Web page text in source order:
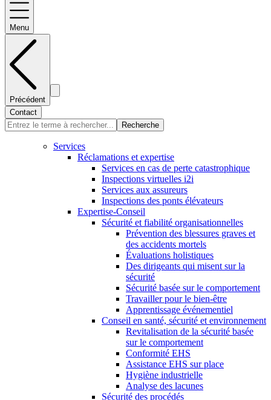
Menu
Précédent
Contact
Recherche
Services
Réclamations et expertise
Services en cas de perte catastrophique
Inspections virtuelles i2i
Services aux assureurs
Inspections des ponts élévateurs
Expertise-Conseil
Sécurité et fiabilité organisationnelles
Prévention des blessures graves et
des accidents mortels
Évaluations holistiques
Des dirigeants qui misent sur la
sécurité
Sécurité basée sur le comportement
Travailler pour le bien-être
Apprentissage événementiel
Conseil en santé, sécurité et environnement
Revitalisation de la sécurité basée
sur le comportement
Conformité EHS
Assistance EHS sur place
Hygiène industrielle
Analyse des lacunes
Sécurité des procédés